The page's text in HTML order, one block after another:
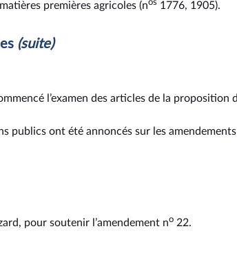
premières agricoles (n 1776, 1905).
(suite)
l’examen des articles de la proposition
publics ont été annoncés sur les
pour soutenir l’amendement no 22.